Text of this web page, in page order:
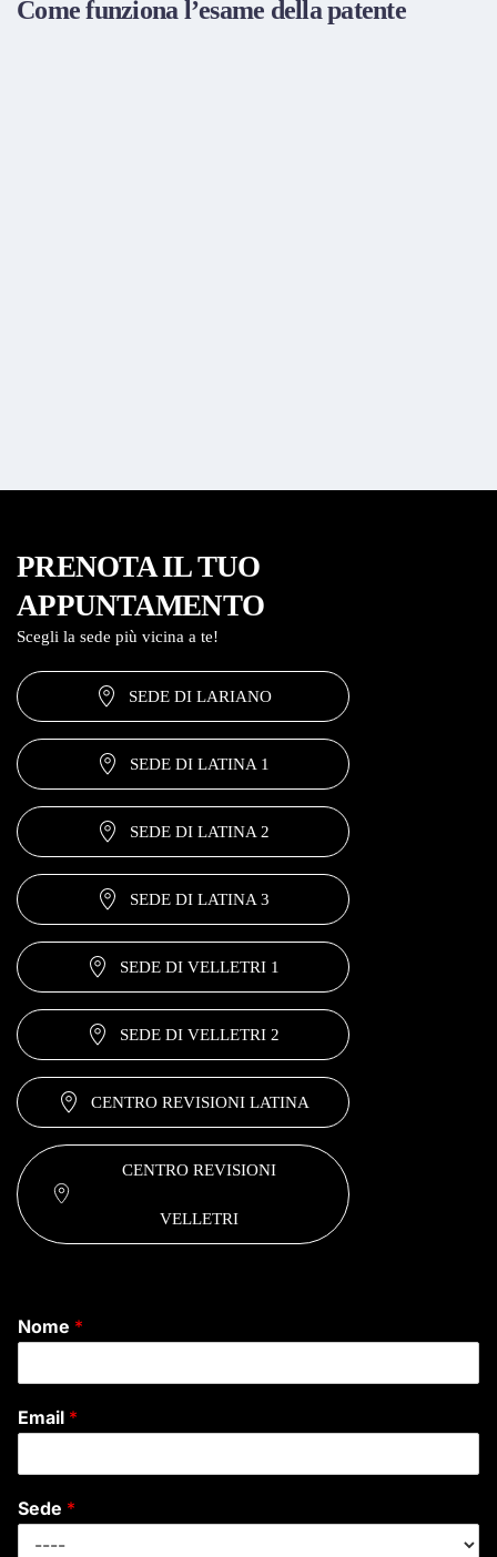
Come funziona l’esame della patente
PRENOTA IL TUO
APPUNTAMENTO
Scegli la sede più vicina a te!
SEDE DI LARIANO
SEDE DI LATINA 1
SEDE DI LATINA 2
SEDE DI LATINA 3
SEDE DI VELLETRI 1
SEDE DI VELLETRI 2
CENTRO REVISIONI LATINA
CENTRO REVISIONI
VELLETRI
Nome *
Email *
Sede *